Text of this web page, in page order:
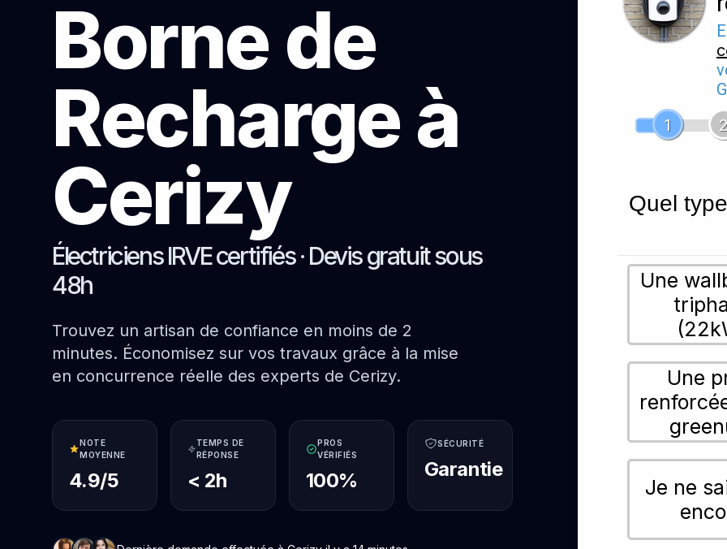
Borne de
Recharge à
Cerizy
Électriciens IRVE certifiés · Devis gratuit sous
48h
Trouvez un artisan de confiance en moins de 2
minutes. Économisez sur vos travaux grâce à la mise
en concurrence réelle des experts de Cerizy.
NOTE
MOYENNE
4.9/5
TEMPS DE
RÉPONSE
< 2h
PROS
VÉRIFIÉS
100%
SÉCURITÉ
Garantie
1
2
Quel
Une
Une
Je ne